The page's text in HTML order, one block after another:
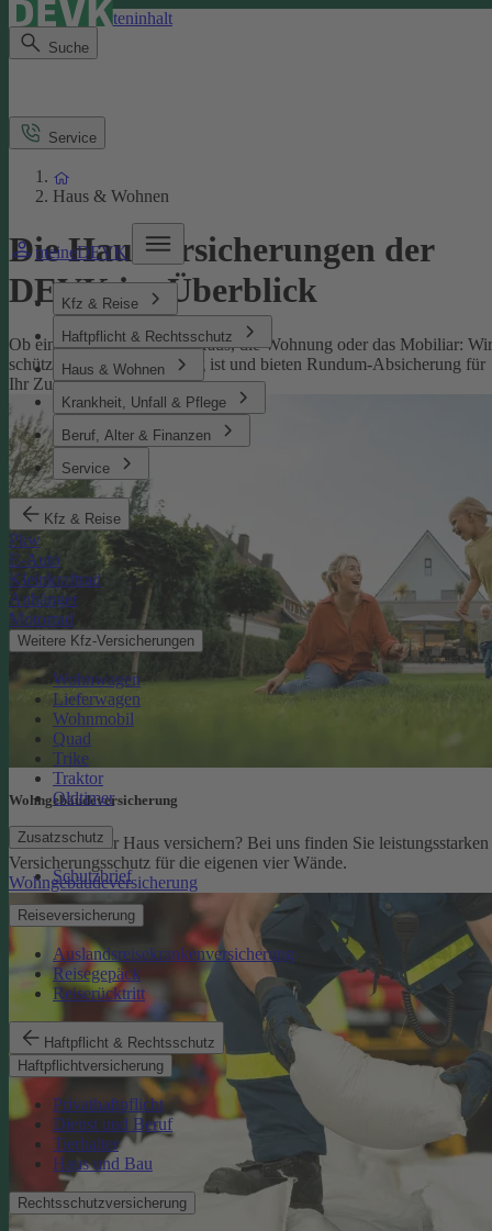
Direkt zum Seiteninhalt
Suche
meineDEVK
Kfz & Reise
Haftpflicht & Rechtsschutz
Haus & Wohnen
Krankheit, Unfall & Pflege
Beruf, Alter & Finanzen
Service
Kfz & Reise
Pkw
E-Auto
Kleinkraftrad
Anhänger
Motorrad
Weitere Kfz-Versicherungen
Wohnwagen
Lieferwagen
Wohnmobil
Quad
Trike
Traktor
Oldtimer
Zusatzschutz
Schutzbrief
Reiseversicherung
Auslandsreisekrankenversicherung
Reisegepäck
Reiserücktritt
Haftpflicht & Rechtsschutz
Haftpflichtversicherung
Privathaftpflicht
Dienst und Beruf
Tierhalter
Haus und Bau
Rechtsschutzversicherung
Service
Haus & Wohnen
Die Hausversicherungen der
DEVK im Überblick
Ob eine Versicherung fürs Haus, die Wohnung oder das Mobiliar: Wir
schützen, was Ihnen wichtig ist und bieten Rundum-Absicherung für
Ihr Zuhause.
Wohngebäude­versicherung
Sie möchten Ihr Haus versichern? Bei uns finden Sie leistungsstarken
Versicherungsschutz für die eigenen vier Wände.
Wohngebäudeversicherung